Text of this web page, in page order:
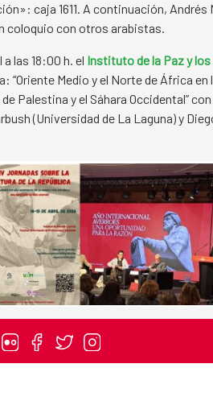
caja 1611. A continuación,
coloquio con otros arabistas.
las 18:00 h. el Instituto de la Paz y
“Oriente Medio y el Norte de África en
Palestina y el Sáhara Occidental”
(Universidad de La Laguna) y